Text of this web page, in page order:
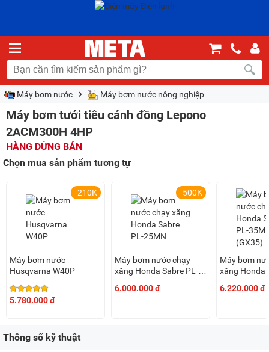
Máy bơm nước Máy bơm nước nông nghiệp
Máy bơm tưới tiêu cánh đồng Lepono
2ACM300H 4HP
HÀNG DỪNG BÁN
Chọn mua sản phẩm tương tự
-210K
Máy bơm nước
Husqvarna W40P
5.780.000 đ
-500K
Máy bơm nước chạy
xăng Honda Sabre PL-
6.000.000 đ
Máy bơm
xăng Honda
6.220.000 đ
Thông số kỹ thuật